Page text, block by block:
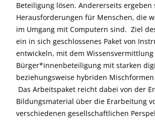
Beteiligung lösen. Andererseits ergeben
Herausforderungen für Menschen, die
im Umgang mit Computern sind. Ziel
ein in sich geschlossenes Paket von
entwickeln, mit dem
Bürger*innenbeteiligung mit starken
beziehungsweise hybriden
Das Arbeitspaket reicht dabei von der
Bildungsmaterial über die Erarbeitung
verschiedenen gesellschaftlichen